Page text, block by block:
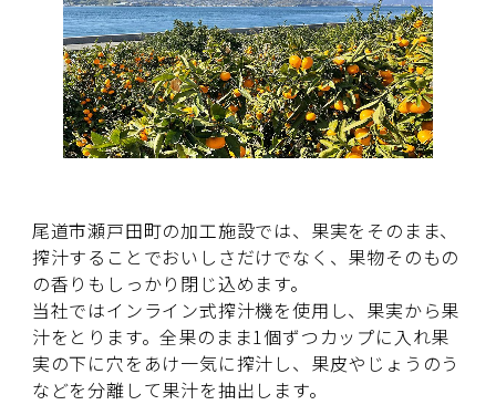
尾道市瀬戸田町の加工施設では、果実をそのまま、
搾汁することでおいしさだけでなく、果物そのもの
の香りもしっかり閉じ込めます。
当社ではインライン式搾汁機を使用し、果実から果
汁をとります。全果のまま1個ずつカップに入れ果
実の下に穴をあけ一気に搾汁し、果皮やじょうのう
などを分離して果汁を抽出します。